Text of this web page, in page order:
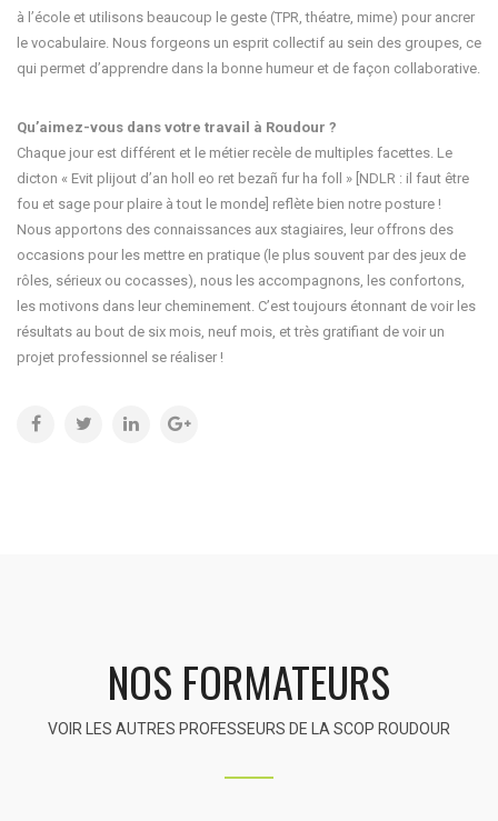
à l’école et utilisons beaucoup le geste (TPR, théatre, mime) pour ancrer
le vocabulaire. Nous forgeons un esprit collectif au sein des groupes, ce
qui permet d’apprendre dans la bonne humeur et de façon collaborative.
Qu’aimez-vous dans votre travail à Roudour ?
Chaque jour est différent et le métier recèle de multiples facettes. Le
dicton « Evit plijout d’an holl eo ret bezañ fur ha foll » [NDLR : il faut être
fou et sage pour plaire à tout le monde] reflète bien notre posture !
Nous apportons des connaissances aux stagiaires, leur offrons des
occasions pour les mettre en pratique (le plus souvent par des jeux de
rôles, sérieux ou cocasses), nous les accompagnons, les confortons,
les motivons dans leur cheminement. C’est toujours étonnant de voir les
résultats au bout de six mois, neuf mois, et très gratifiant de voir un
projet professionnel se réaliser !
NOS FORMATEURS
VOIR LES AUTRES PROFESSEURS DE LA SCOP ROUDOUR